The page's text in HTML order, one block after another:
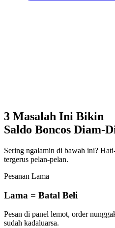
3 Masalah Ini Bikin
Saldo Boncos Diam-
Sering ngalamin di bawah ini?
tergerus pelan-pelan.
Pesanan Lama
Lama = Batal Beli
Pesan di panel lemot, order
sudah kadaluarsa.